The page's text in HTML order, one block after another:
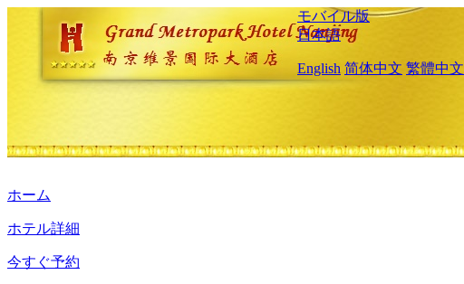
モバイル版
日本語
English 简体中文 繁體中文
ホーム
ホテル詳細
今すぐ予約